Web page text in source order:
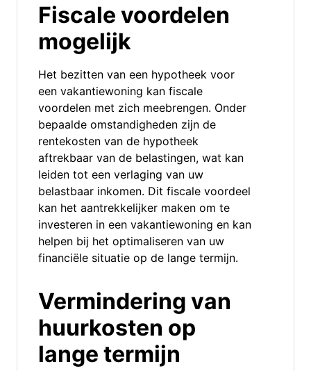
Fiscale voordelen
mogelijk
Het bezitten van een hypotheek voor
een vakantiewoning kan fiscale
voordelen met zich meebrengen. Onder
bepaalde omstandigheden zijn de
rentekosten van de hypotheek
aftrekbaar van de belastingen, wat kan
leiden tot een verlaging van uw
belastbaar inkomen. Dit fiscale voordeel
kan het aantrekkelijker maken om te
investeren in een vakantiewoning en kan
helpen bij het optimaliseren van uw
financiële situatie op de lange termijn.
Vermindering van
huurkosten op
lange termijn